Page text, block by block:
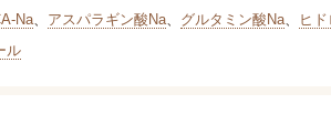
Na、 アスパラギン酸Na、 グルタミン酸Na、 ヒ
ル